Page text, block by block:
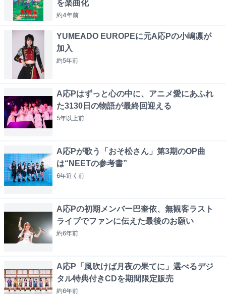
を楽曲化
約4年前
YUMEADO EUROPEに元A応Pの小嶋凛が
加入
約5年前
A応Pはずっと心の中に、アニメ愛にあふれ
た3130日の物語が最終回迎える
5年以上前
A応Pが歌う「おそ松さん」第3期のOP曲
は“NEETの参考書”
6年近く 前
A応Pの初期メンバー巴奎依、無観客ラスト
ライブでファンに伝えた最後のお願い
約6年前
A応P「風吹けば月夜の果てに」選べるデジ
タル特典付きCDを期間限定販売
約6年前